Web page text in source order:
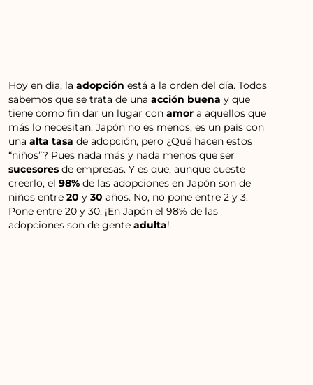
Hoy en día, laadopción está a la orden del día. Todos
sabemos que se trata de unaacción buena y que
tiene como fin dar un lugar conamor a aquellos que
más lo necesitan. Japón no es menos, es un país con
unaalta tasa de adopción, pero ¿Qué hacen estos
“niños”? Pues nada más y nada menos que ser
sucesoresde empresas. Y es que, aunque cueste
creerlo, el98%de las adopciones en Japón son de
niños entre20y30años. No, no pone entre 2 y 3.
Pone entre 20 y 30. ¡En Japón el 98% de las
adopciones son de genteadulta!